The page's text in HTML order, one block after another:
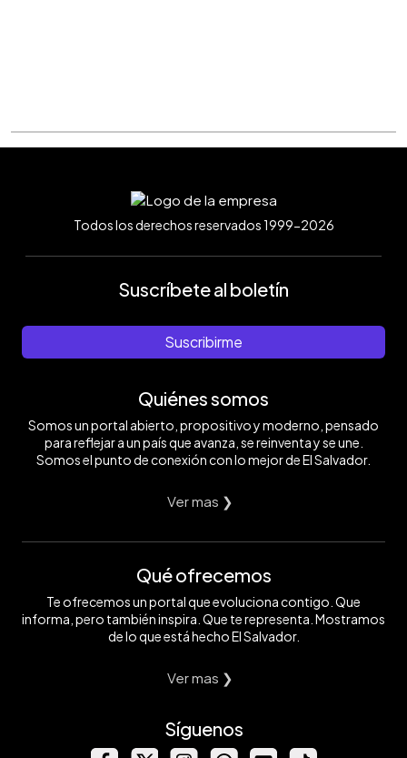
Todos los derechos reservados 1999-2026
Suscríbete al boletín
Suscribirme
Quiénes somos
Somos un portal abierto, propositivo y moderno, pensado
para reflejar a un país que avanza, se reinventa y se une.
Somos el punto de conexión con lo mejor de El Salvador.
Ver mas ❯
Qué ofrecemos
Te ofrecemos un portal que evoluciona contigo. Que
informa, pero también inspira. Que te representa. Mostramos
de lo que está hecho El Salvador.
Ver mas ❯
Síguenos